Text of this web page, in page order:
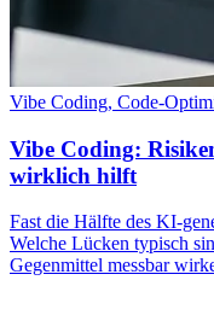
Vibe Coding, Code-
Vibe Coding:
wirklich hilft
Fast die Hälfte des KI-
Welche Lücken typisch
Gegenmittel messbar